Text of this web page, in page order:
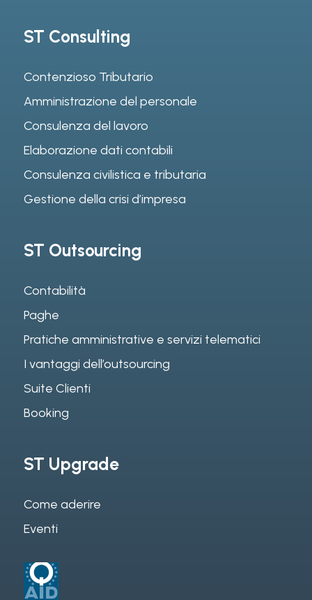
ST Consulting
Contenzioso Tributario
Amministrazione del personale
Consulenza del lavoro
Elaborazione dati contabili
Consulenza civilistica e tributaria
Gestione della crisi d’impresa
ST Outsourcing
Contabilità
Paghe
Pratiche amministrative e servizi telematici
I vantaggi dell’outsourcing
Suite Clienti
Booking
ST Upgrade
Come aderire
Eventi